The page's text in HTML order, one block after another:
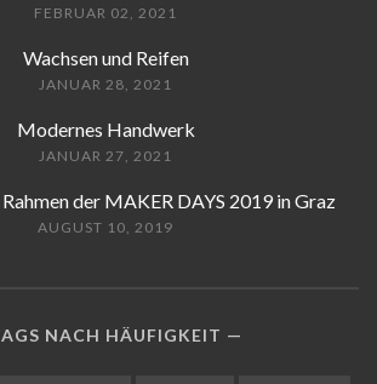
FEBRUAR 02, 2021
Wachsen und Reifen
JANUAR 28, 2021
Modernes Handwerk
JANUAR 27, 2021
der MAKER DAYS 2019 in Graz
AUGUST 10, 2019
NACH HÄUFIGKEIT